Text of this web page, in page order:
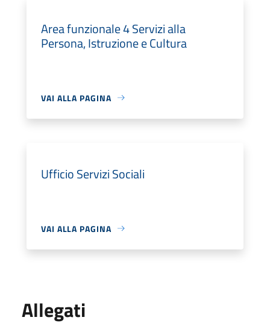
Area funzionale 4 Servizi alla
Persona, Istruzione e Cultura
VAI ALLA PAGINA
Ufficio Servizi Sociali
VAI ALLA PAGINA
Allegati